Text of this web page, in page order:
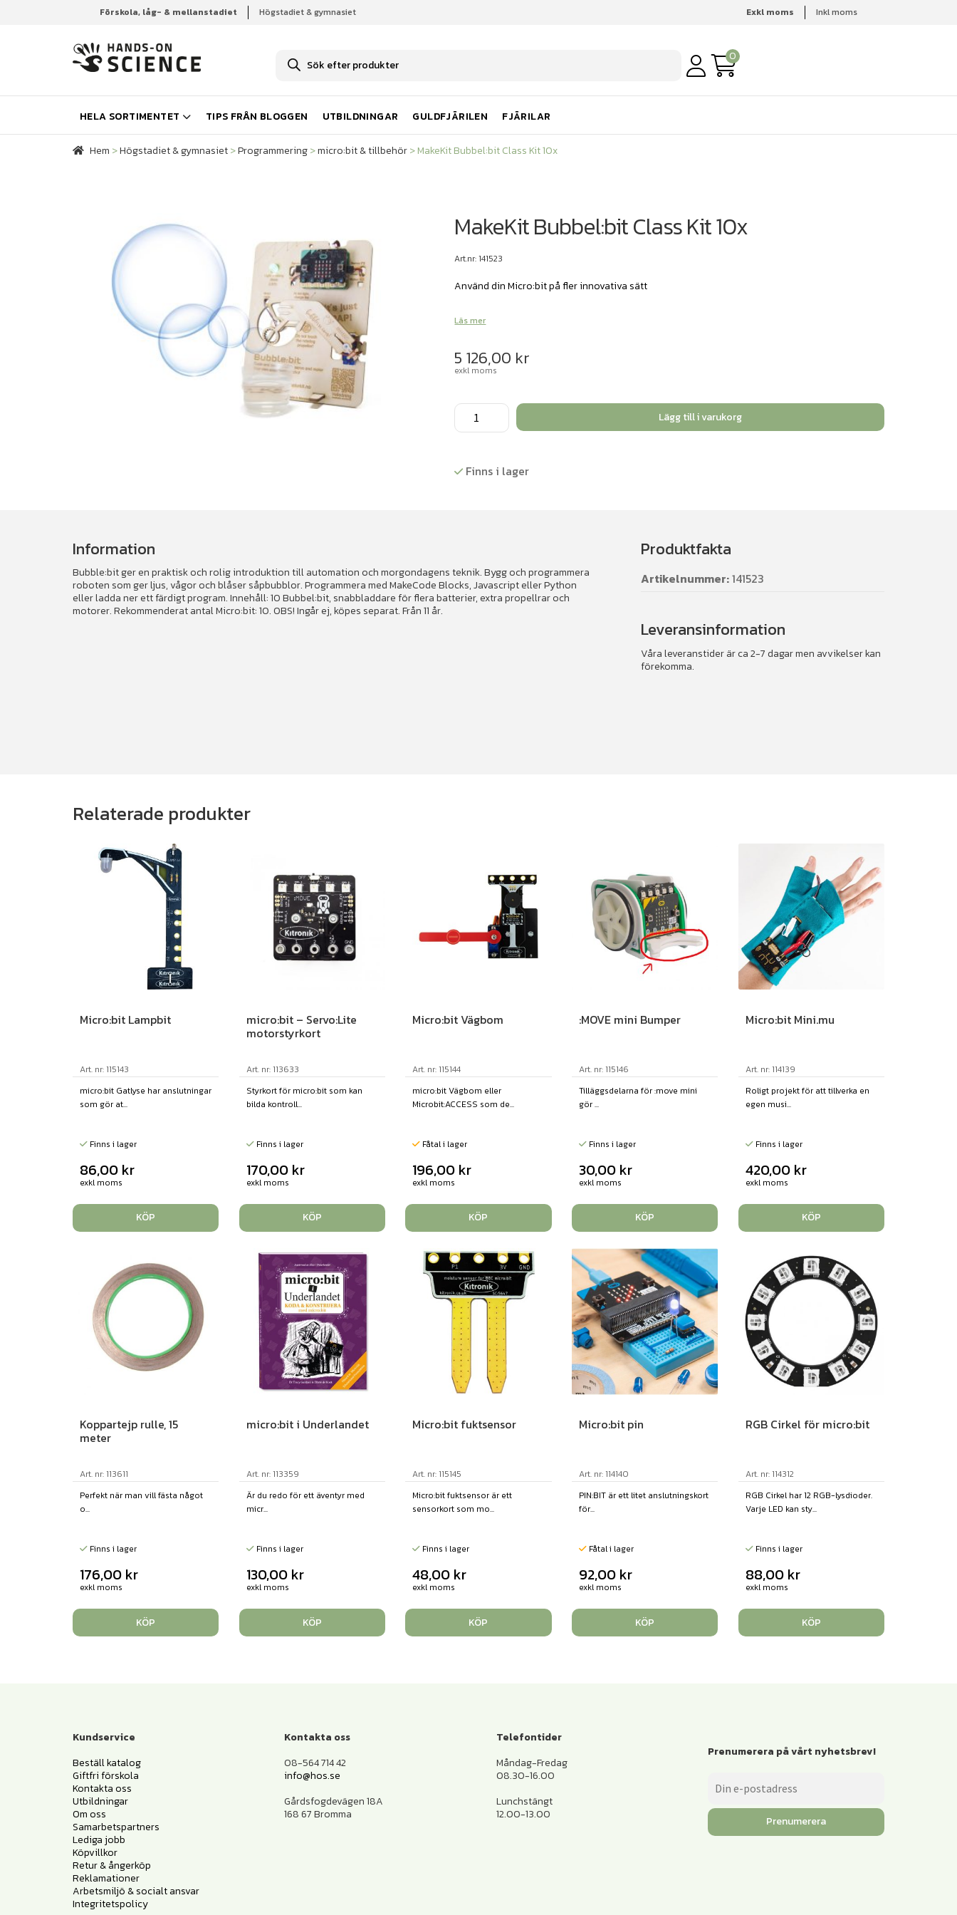
Förskola, låg- & mellanstadiet Högstadiet & gymnasiet Exkl moms Inkl moms
u
k
t
s
ö
k
0
HELA SORTIMENTET TIPS FRÅN BLOGGEN UTBILDNINGAR GULDFJÄRILEN FJÄRILAR
Hem Högstadiet & gymnasiet Programmering micro:bit & tillbehör
Hem >Högstadiet & gymnasiet>Programmering>micro:bit & tillbehör>MakeKit Bubbel:bit Class Kit 10x
MakeKit Bubbel:bit Class Kit 10x
Art.nr: 141523
Använd din Micro:bit på fler innovativa sätt
Läs mer
5 126,00 kr
exkl moms
MakeKit
Bubbel:bit
Kit
Lägg till i varukorg
Finns i lager
Information
Bubble:bit ger en praktisk och rolig introduktion till automation och morgondagens teknik. Bygg och programmera
roboten som ger ljus, vågor och blåser såpbubblor. Programmera med MakeCode Blocks, Javascript eller Python
eller ladda ner ett färdigt program. Innehåll: 10 Bubbel:bit, snabbladdare för flera batterier, extra propellrar och
motorer. Rekommenderat antal Micro:bit: 10. OBS! Ingår ej, köpes separat. Från 11 år.
Produktfakta
Artikelnummer:141523
Leveransinformation
Våra leveranstider är ca 2-7 dagar men avvikelser kan
förekomma.
Relaterade produkter
Micro:bit Lampbit
Art. nr: 115143
micro:bit Gatlyse har anslutningar
som gör at...
Finns i lager
86,00 kr
exkl moms
KÖP
micro:bit – Servo:Lite
motorstyrkort
Art. nr: 113633
Styrkort för micro:bit som kan
bilda kontroll...
Finns i lager
170,00 kr
exkl moms
KÖP
Micro:bit Vägbom
Art. nr: 115144
micro:bit Vägbom eller
Microbit:ACCESS som de...
Fåtal i lager
196,00 kr
exkl moms
KÖP
:MOVE mini Bumper
Art. nr: 115146
Tilläggsdelarna för :move mini
gör ...
Finns i lager
30,00 kr
exkl moms
KÖP
Micro:bit Mini.mu
Art. nr: 114139
Roligt projekt för att tillverka en
egen musi...
Finns i lager
420,00 kr
exkl moms
KÖP
Koppartejp rulle, 15
meter
Art. nr: 113611
Perfekt när man vill fästa något
o...
Finns i lager
176,00 kr
exkl moms
KÖP
micro:bit i Underlandet
Art. nr: 113359
Är du redo för ett äventyr med
micr...
Finns i lager
130,00 kr
exkl moms
KÖP
Micro:bit fuktsensor
Art. nr: 115145
Micro:bit fuktsensor är ett
sensorkort som mo...
Finns i lager
48,00 kr
exkl moms
KÖP
Micro:bit pin
Art. nr: 114140
PIN:BIT är ett litet anslutningskort
för...
Fåtal i lager
92,00 kr
exkl moms
KÖP
RGB Cirkel för micro:bit
Art. nr: 114312
RGB Cirkel har 12 RGB-lysdioder.
Varje LED kan sty...
Finns i lager
88,00 kr
exkl moms
KÖP
Kundservice
Beställ katalog
Giftfri förskola
Kontakta oss
Utbildningar
Om oss
Samarbetspartners
Lediga jobb
Köpvillkor
Retur & ångerköp
Reklamationer
Arbetsmiljö & socialt ansvar
Integritetspolicy
Kontakta oss
08-564 714 42
info@hos.se
Gårdsfogdevägen 18A
168 67 Bromma
Telefontider
Måndag-Fredag
08.30-16.00
Lunchstängt
12.00-13.00
Prenumerera på vårt nyhetsbrev!
Prenumerera